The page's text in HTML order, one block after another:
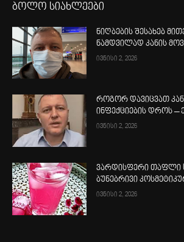
ბოლო სიახლეები
ნიღბების შესახებ
ნამდვილად კანის
ივნისი 2, 2026
როგორ დავიცვათ
ინფექციების დროს –
ივნისი 2, 2026
ვარდისფერი თაფლი
ბუნებრივი
ივნისი 2, 2026